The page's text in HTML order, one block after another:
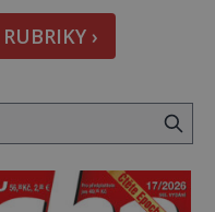
ji mít jen jako
›